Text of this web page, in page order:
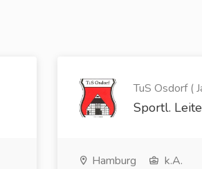
TuS Osdorf (
Sportl.
Hamburg k.A.